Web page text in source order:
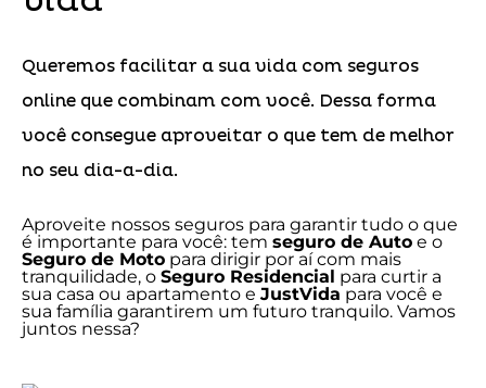
Queremos facilitar a sua vida com seguros
online que combinam com você. Dessa forma
você consegue aproveitar o que tem de melhor
no seu dia-a-dia.
Aproveite nossos seguros para garantir tudo o que
é importante para você: tem seguro de Auto e o
Seguro de Moto para dirigir por aí com mais
tranquilidade, o Seguro Residencial para curtir a
sua casa ou apartamento e JustVida para você e
sua família garantirem um futuro tranquilo. Vamos
juntos nessa?